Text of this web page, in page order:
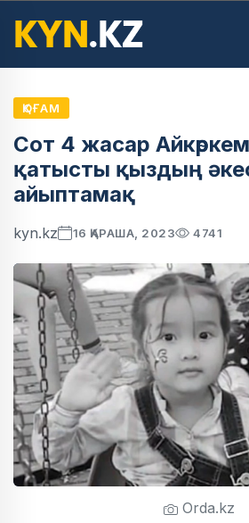
ҚОҒАМ
Сот 4 жасар
қатысты қыздың
айыптамақ
kyn.kz 16 ҚАРАША, 2023 4741
Orda.kz